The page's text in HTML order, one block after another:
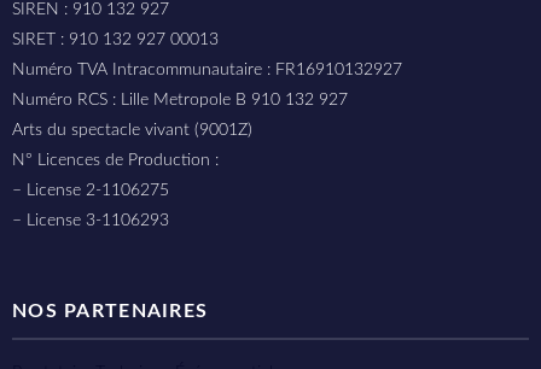
SIREN : 910 132 927
SIRET : 910 132 927 00013
Numéro TVA Intracommunautaire : FR16910132927
Numéro RCS : Lille Metropole B 910 132 927
Arts du spectacle vivant (9001Z)
N° Licences de Production :
– License 2-1106275
– License 3-1106293
NOS PARTENAIRES